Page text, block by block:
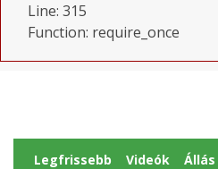
Line: 315
Function: require_once
Legfrissebb Videók Állás